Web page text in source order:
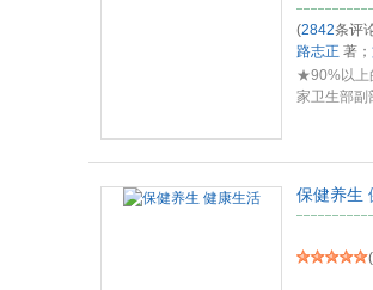
(2842条评
路志正 著；
★90%以上
家卫生部副
保健养生
(